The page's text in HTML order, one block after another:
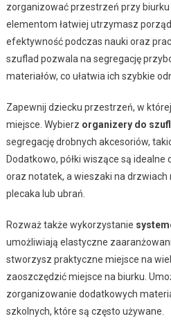
zorganizować przestrzeń przy
elementom łatwiej utrzymasz
efektywność podczas nauki oraz
szuflad pozwala na segregację
materiałów, co ułatwia ich szybkie
Zapewnij dziecku przestrzeń, w
miejsce. Wybierz organizery do
segregację drobnych akcesoriów,
Dodatkowo, półki wiszące są
oraz notatek, a wieszaki na drzwiach
plecaka lub ubrań.
Rozważ także wykorzystanie
umożliwiają elastyczne
stworzysz praktyczne miejsce na
zaoszczędzić miejsce na biurku.
zorganizowanie dodatkowych
szkolnych, które są często używane.